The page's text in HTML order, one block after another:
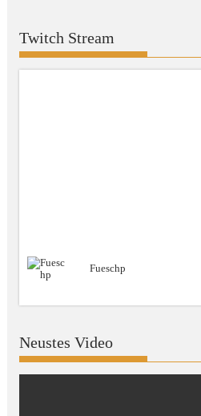
Twitch Stream
Fueschp
Neustes Video